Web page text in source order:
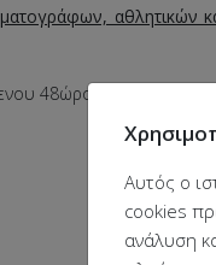
αθλητικών
48ώρου".
Αυτός ο
cookies
ανάλυση